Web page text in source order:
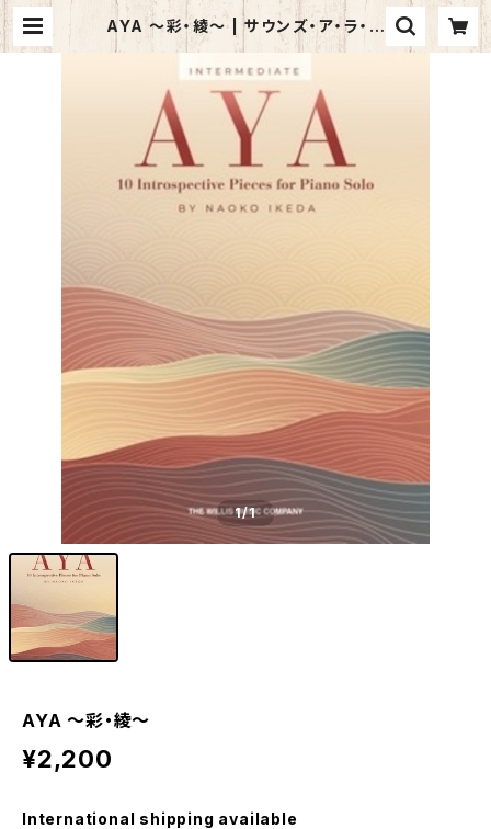
AYA 〜彩・綾〜 | サウンズ・ア・ラ・カ
ルト オンラインショップ
1/1
AYA 〜彩・綾〜
¥2,200
International shipping available